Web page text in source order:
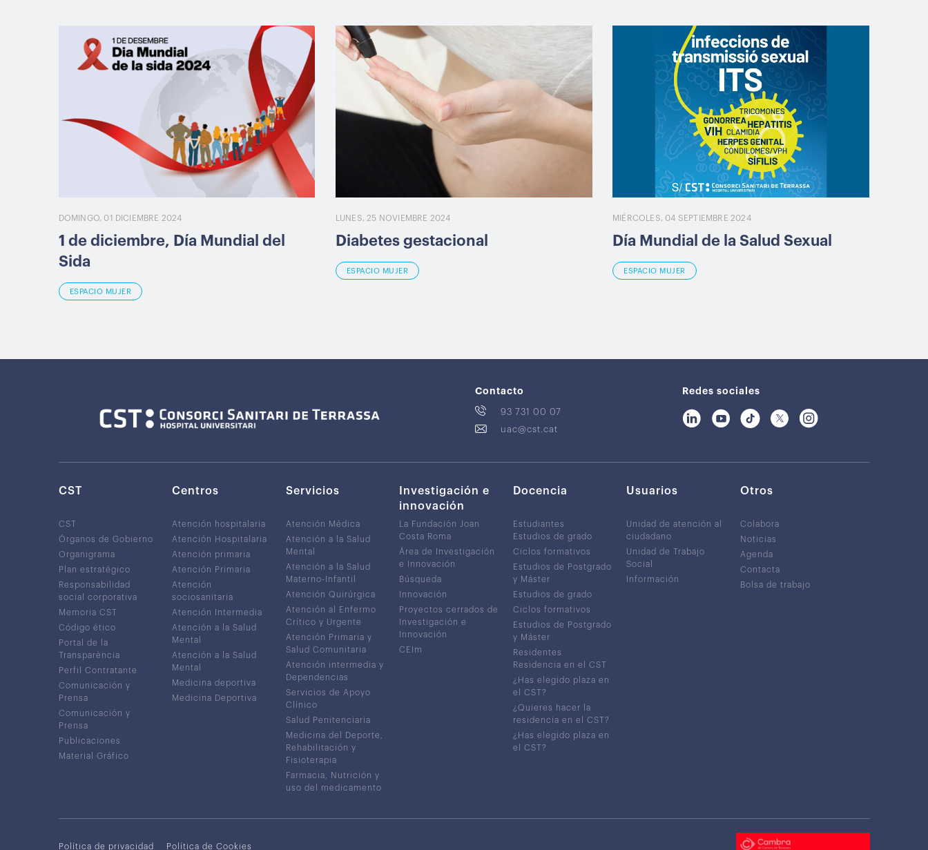
DOMINGO, 01 DICIEMBRE 2024
1 de diciembre, Día Mundial del
Sida
ESPACIO MUJER
LUNES, 25 NOVIEMBRE 2024
Diabetes gestacional
ESPACIO MUJER
MIÉRCOLES, 04 SEPTIEMBRE 2024
Día Mundial de la Salud Sexual
ESPACIO MUJER
Contacto
93 731 00 07
uac@cst.cat
Redes sociales
CST
CST
Órganos de Gobierno
Organigrama
Plan estratégico
Responsabilidad
social corporativa
Memoria CST
Código ético
Portal de la
Transparència
Perfil Contratante
Comunicación y
Prensa
Comunicación y
Prensa
Publicaciones
Material Gráfico
Centros
Atención hospitalaria
Atención Hospitalaria
Atención primaria
Atención Primaria
Atención
sociosanitaria
Atención Intermedia
Atención a la Salud
Mental
Atención a la Salud
Mental
Medicina deportiva
Medicina Deportiva
Servicios
Atención Médica
Atención a la Salud
Mental
Atención a la Salud
Materno-Infantil
Atención Quirúrgica
Atención al Enfermo
Crítico y Urgente
Atención Primaria y
Salud Comunitaria
Atención intermedia y
Dependencias
Servicios de Apoyo
Clínico
Salud Penitenciaria
Medicina del Deporte,
Rehabilitación y
Fisioterapia
Farmacia, Nutrición y
uso del medicamento
Investigación e
innovación
La Fundación Joan
Costa Roma
Área de Investigación
e Innovación
Búsqueda
Innovación
Proyectos cerrados de
Investigación e
Innovación
CEIm
Docencia
Estudiantes
Estudios de grado
Ciclos formativos
Estudios de Postgrado
y Máster
Estudios de grado
Ciclos formativos
Estudios de Postgrado
y Máster
Residentes
Residencia en el CST
¿Has elegido plaza en
el CST?
¿Quieres hacer la
residencia en el CST?
¿Has elegido plaza en
el CST?
Usuarios
Unidad de atención al
ciudadano
Unidad de Trabajo
Social
Información
Otros
Colabora
Noticias
Agenda
Contacta
Bolsa de trabajo
Política de privacidad Política de Cookies